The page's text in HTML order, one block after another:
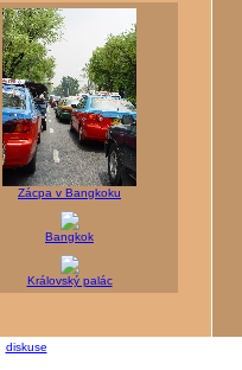
Zácpa v Bangkoku
Bangkok
Královský palác
diskuse